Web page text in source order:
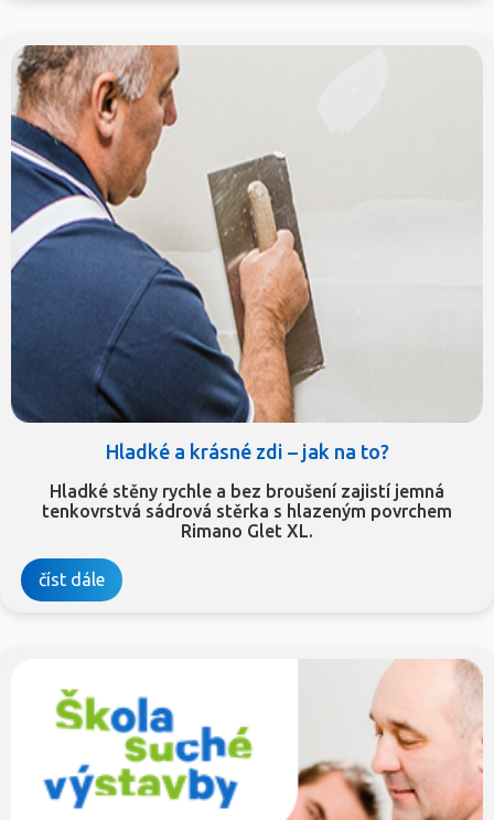
Hladké a krásné zdi – jak na to?
Hladké stěny rychle a bez broušení zajistí jemná
tenkovrstvá sádrová stěrka s hlazeným povrchem
Rimano Glet XL.
číst dále